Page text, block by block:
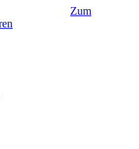
Zum